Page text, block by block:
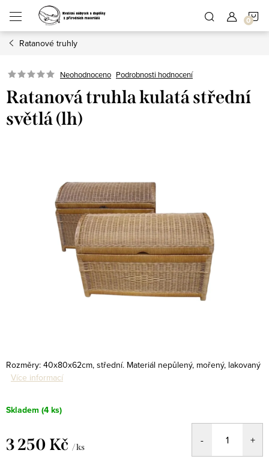
obsah
Ratanové truhly
Neohodnoceno Podrobnosti hodnocení
Ratanová truhla kulatá střední
světlá (lh)
Rozměry: 40x80x62cm, střední. Materiál nepůlený, mořený, lakovaný
Více informací
Skladem (4 ks)
3 250 Kč / ks